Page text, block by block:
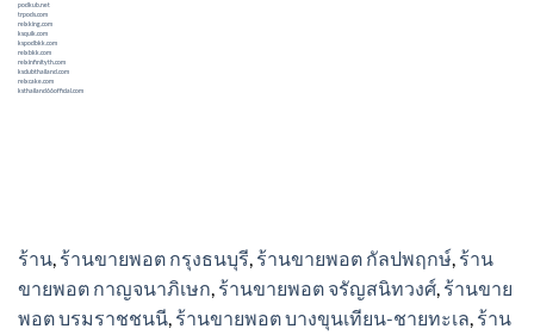
podkub.net
trpods.com
relxking.com
ksquik.com
kspodbkk.com
relxbkk.com
relxinfinityth.com
ksclubthailand.com
relxcake.com
ksthailand66official.com
ร้าน, ร้านขายพอต กรุงธนบุรี, ร้านขายพอต กัลปพฤกษ์, ร้าน
ขายพอต กาญจนาภิเษก, ร้านขายพอต จรัญสนิทวงศ์, ร้านขาย
พอต บรมราชชนนี, ร้านขายพอต บางขุนเทียน-ชายทะเล, ร้าน